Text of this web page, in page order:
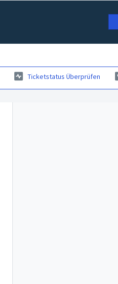
Ticketstatus Überprüfen